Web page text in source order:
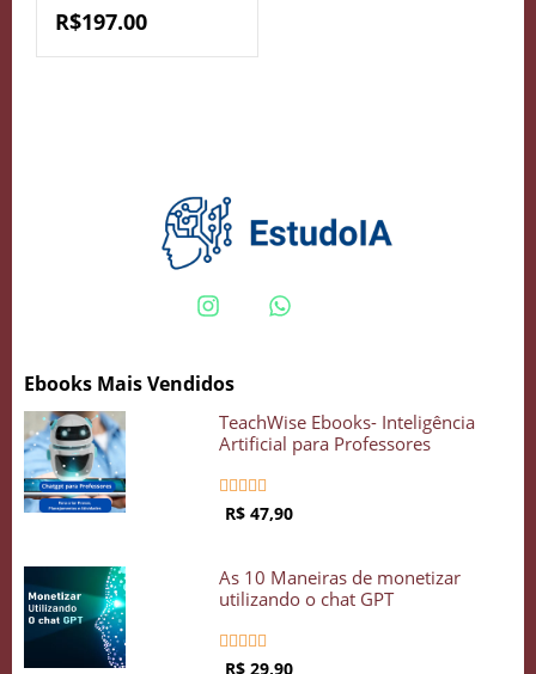
R$197.00
Ebooks Mais Vendidos
TeachWise Ebooks- Inteligência
Artificial para Professores
    
R$ 47,90
As 10 Maneiras de monetizar
utilizando o chat GPT
    
R$ 29,90
Crie seu Avatar com Inteligência Artificial
Vidgenie